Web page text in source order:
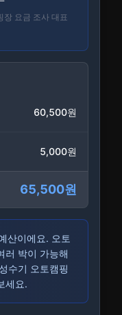
요금 조사 대표
60,500원
5,000원
65,500원
산이에요. 오토
러 박이 가능해
수기 오토캠핑
세요.